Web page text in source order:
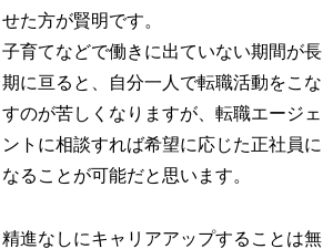
せた方が賢明です。
子育てなどで働きに出ていない期間が長
期に亘ると、自分一人で転職活動をこな
すのが苦しくなりますが、転職エージェ
ントに相談すれば希望に応じた正社員に
なることが可能だと思います。
精進なしにキャリアアップすることは無